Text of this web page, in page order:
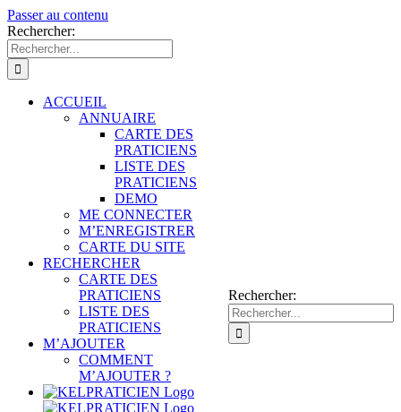
Passer au contenu
Rechercher:
ACCUEIL
ANNUAIRE
CARTE DES
PRATICIENS
LISTE DES
PRATICIENS
DEMO
ME CONNECTER
M’ENREGISTRER
CARTE DU SITE
RECHERCHER
CARTE DES
PRATICIENS
LISTE DES
PRATICIENS
M’AJOUTER
COMMENT
M’AJOUTER ?
Rechercher: